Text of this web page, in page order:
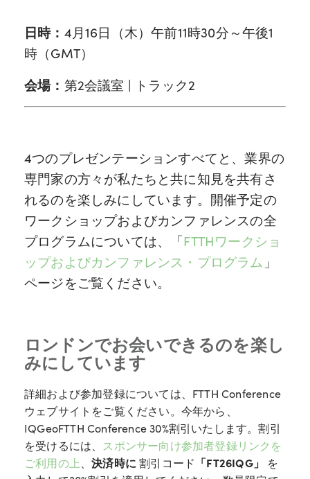
日時： 4月16日（木）午前11時30分～午後1
時（GMT）
会場： 第2会議室 | トラック2
4つのプレゼンテーションすべてと、業界の
専門家の方々が私たちと共に知見を共有さ
れるのを楽しみにしています。開催予定の
ワークショップおよびカンファレンスの全
プログラムについては、「FTTHワークショ
ップおよびカンファレンス・プログラム 」
ページをご覧ください。
ロンドンでお会いできるのを楽し
みにしています
詳細および参加登録については、FTTH Conference
ウェブサイトをご覧ください。今年から、
IQGeoFTTH Conference 30%割引いたします。割引
を受けるには、 スポンサー向け参加者登録リンクを
ご利用の上、決済時に割引コード 「FT26IQG」 を